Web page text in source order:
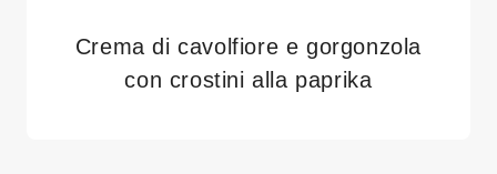
Crema di cavolfiore e gorgonzola
con crostini alla paprika